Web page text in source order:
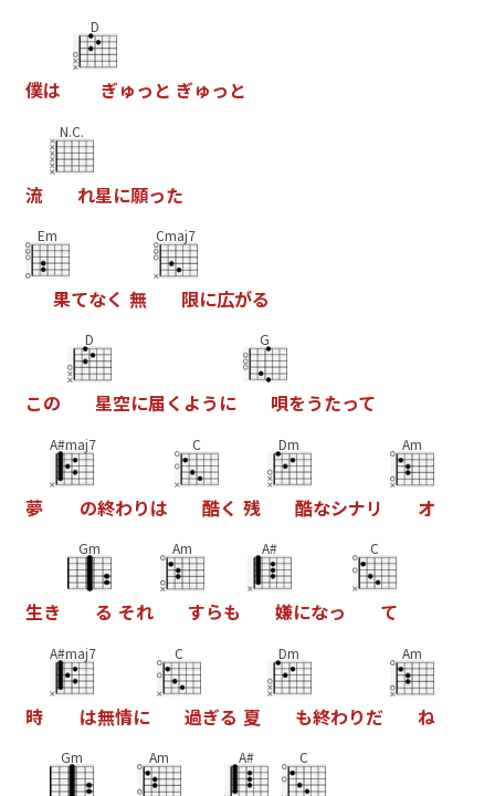
僕は
D
ぎゅっ と ぎゅっ と
流
N.C.
れ星に願った
Em
果てなく 無
Cmaj7
限に広がる
この
D
星空に届く よう に
G
唄をうたって
夢
A#maj7
の終わりは
C
酷く 残
Dm
酷なシナリ
Am
オ
生き
Gm
る それ
Am
すらも
A#
嫌になっ
C
て
時
A#maj7
は無情に
C
過ぎる 夏
Dm
も終わりだ
Am
ね
Gm Am A# C